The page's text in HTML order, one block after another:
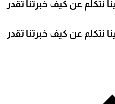
نتكلم عن كيف خبرتنا تقدر
نتكلم عن كيف خبرتنا تقدر